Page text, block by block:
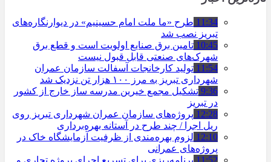
11:34 طرح «ما ملت امام حسینیم» در دیوارنگاره‌های
تبریز نصب شد
10:45 تامین برق صنایع اولویت است و قطع برق
شهرک‌های صنعتی قابل قبول نیست
11:54 تولید کارخانجات آسفالت سازمان عمران
شهرداری تبریز به مرز ۱۰۰ هزار تن نزدیک شد
9:36 تشکیل مجمع خیرین مدرسه ‌ساز خارج از کشور
در تبریز
12:28 پروژه‌های سازمان عمران شهرداری تبریز روی
ریل اجرا / چند طرح در آستانه بهره‌برداری
12:10 لزوم بهره‌مندی از ظرفیت آزمایشگاه خاک در
پروژه‌های عمرانی
11:52 برنامه‌ریزی برای تسریع اجرای پروژه تجاری و